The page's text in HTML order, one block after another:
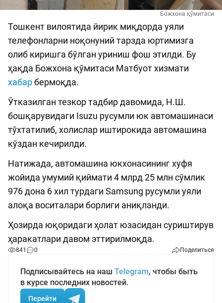
Божхона қўмитаси
Тошкент вилоятида йирик миқдорда уяли
телефонларни ноқонуний тарзда юртимизга
олиб киришга бўлган уриниш фош этилди. Бу
ҳақда Божхона қўмитаси Матбуот хизмати
хабарбермоқда.
Ўтказилган тезкор тадбир давомида, Н.Ш.
бошқарувидаги Isuzu русумли юк автомашинаси
тўхтатилиб, холислар иштирокида автомашина
кўздан кечирилди.
Натижада, автомашина юкхонасининг хуфя
жойида умумий қиймати 4 млрд 25 млн сўмлик
976 дона 6 хил турдаги Samsung русумли уяли
алоқа воситалари борлиги аниқланди.
Ҳозирда юқоридаги ҳолат юзасидан суриштирув
ҳаракатлари давом эттирилмоқда.
841 0 Поделиться
Подписывайтесь на наш Telegram, чтобы быть
в курсе последних новостей.
Перейти